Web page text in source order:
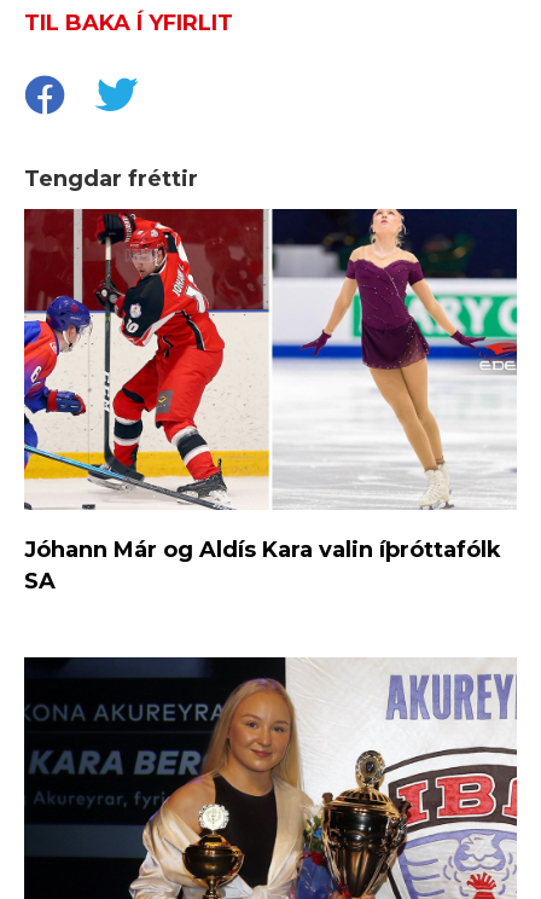
TIL BAKA Í YFIRLIT
Tengdar fréttir
Jóhann Már og Aldís Kara valin íþróttafólk
SA